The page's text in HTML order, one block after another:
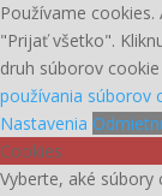
Používame
"Prijať všetko".
druh súborov
používania súborov
Nastavenia
Cookies
Vyberte, aké súbory